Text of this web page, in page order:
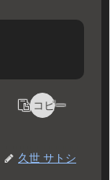
コピー
久世 サトシ